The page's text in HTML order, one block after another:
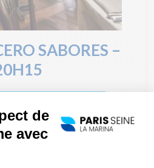
SABORES –
-DURACIÓN :
SOIR SAUF 24-25 ET 31 DÉCEMBRE,
ET LE 14 JUILLET
partir de las 19:45 al pie del
cena en crucero “Saveurs”.